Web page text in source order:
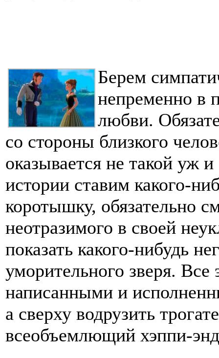
Берем
непременно в
любви.
со стороны близкого
оказывается не такой уж
истории ставим какого-
коротышку, обязательно
неотразимого в своей
показать какого-нибудь
уморительного зверя. Все
написанными и
а сверху водрузить
всеобъемлющий хэппи-